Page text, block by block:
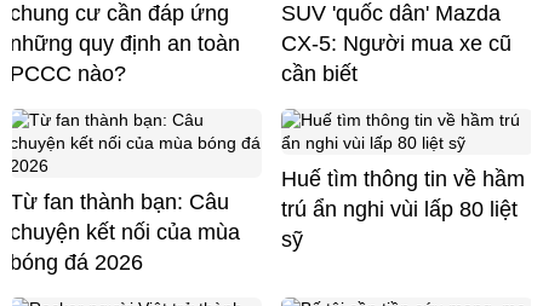
chung cư cần đáp ứng
những quy định an toàn
PCCC nào?
SUV 'quốc dân' Mazda
CX-5: Người mua xe cũ
cần biết
Từ fan thành bạn: Câu
chuyện kết nối của mùa
bóng đá 2026
Huế tìm thông tin về hầm
trú ẩn nghi vùi lấp 80 liệt
sỹ